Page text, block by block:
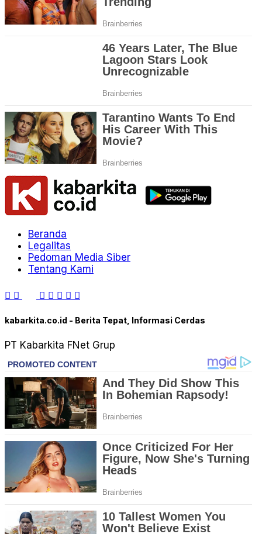
Beranda
Legalitas
Pedoman Media Siber
Tentang Kami
kabarkita.co.id - Berita Tepat, Informasi Cerdas
PT Kabarkita FNet Grup